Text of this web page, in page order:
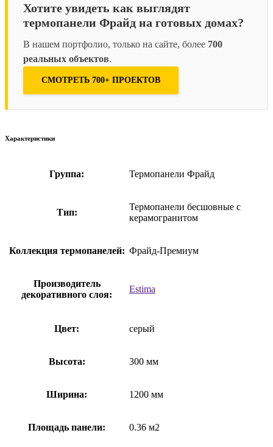
Хотите увидеть как выглядят
термопанели Фрайд на готовых домах?
В нашем портфолио, только на сайте, более 700
реальных объектов.
СМОТРЕТЬ 700+ ПРОЕКТОВ
Характеристики
Группа: Термопанели Фрайд
Тип:
Термопанели бесшовные с
керамогранитом
Коллекция термопанелей: Фрайд-Премиум
Производитель
декоративного слоя:
Estima
Цвет: серый
Высота: 300 мм
Ширина: 1200 мм
Площадь панели: 0.36 м2